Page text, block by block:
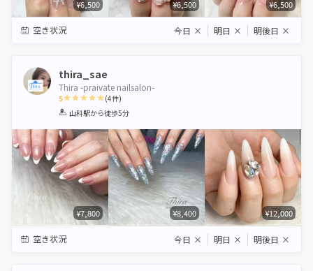
¥6,500 ¥6,500 ¥6,500
空き状況 今日 × 明日 × 明後日 ×
thira_sae
Thira -praivate nailsalon-
5
1 2 3 4 5
(4件)
山科駅から徒歩5分
¥7,800 ¥8,400 ¥12,000
空き状況 今日 × 明日 × 明後日 ×